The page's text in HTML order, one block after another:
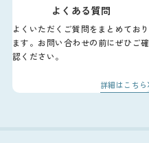
よくある質問
よくいただくご質問をまとめており
ます。お問い合わせの前にぜひご確
認ください。
詳細はこちら